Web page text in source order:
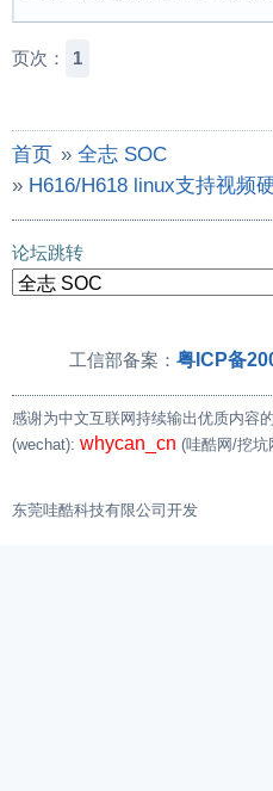
页次： 1
首页 » 全志 SOC
» H616/H618 linux支持视频
论坛跳转
工信部备案： 粤ICP备
感谢为中文互联网持续输出优质内容
(wechat): whycan_cn (哇酷网/挖坑
东莞哇酷科技有限公司开发